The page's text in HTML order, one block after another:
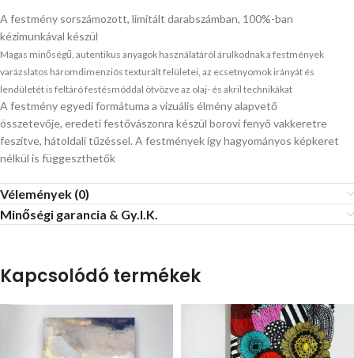
A festmény sorszámozott, limitált darabszámban, 100%-ban
kézimunkával készül
Magas minőségű, autentikus anyagok használatáról árulkodnak a festmények
varázslatos háromdimenziós texturált felületei, az ecsetnyomok irányát és
lendületét is feltáró festésmóddal ötvözve az olaj- és akril technikákat
A festmény egyedi formátuma a vizuális élmény alapvető
összetevője, eredeti festővászonra készül borovi fenyő vakkeretre
feszítve, hátoldali tűzéssel. A festmények így hagyományos képkeret
nélkül is függeszthetők
Vélemények (0)
Minőségi garancia & Gy.I.K.
Kapcsolódó termékek